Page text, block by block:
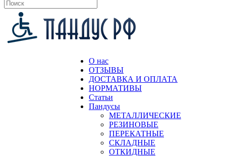
О нас
ОТЗЫВЫ
ДОСТАВКА И ОПЛАТА
НОРМАТИВЫ
Статьи
Пандусы
МЕТАЛЛИЧЕСКИЕ
РЕЗИНОВЫЕ
ПЕРЕКАТНЫЕ
СКЛАДНЫЕ
ОТКИДНЫЕ